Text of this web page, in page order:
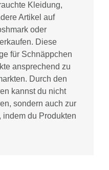
Kleidung,
Artikel auf
oder
Diese
für Schnäppchen
ansprechend zu
Durch den
kannst du nicht
sondern auch zur
indem du Produkten